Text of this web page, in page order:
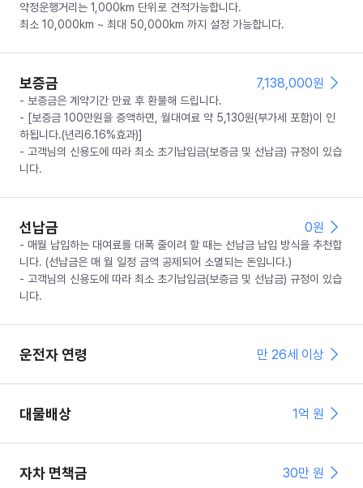
약정운행거리는 1,000km 단위로 견적가능합니다.
최소 10,000km ~ 최대 50,000km 까지 설정 가능합니다.
보증금 7,138,000원
- 보증금은 계약기간 만료 후 환불해 드립니다.
- [보증금 100만원을 증액하면, 월대여료 약 5,130원(부가세 포함)이 인
하됩니다.(년리6.16%효과)]
- 고객님의 신용도에 따라 최소 초기납입금(보증금 및 선납금) 규정이 있습
니다.
선납금 0원
- 매월 납입하는 대여료를 대폭 줄이려 할 때는 선납금 납입 방식을 추천합
니다. (선납금은 매 월 일정 금액 공제되어 소멸되는 돈입니다.)
- 고객님의 신용도에 따라 최소 초기납입금(보증금 및 선납금) 규정이 있습
니다.
운전자 연령 만 26세 이상
대물배상 1억 원
자차 면책금 30만 원